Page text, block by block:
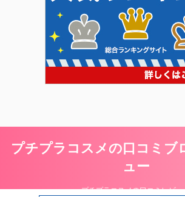
プチプラコスメの口コミ
ュー
プチプラコスメの口コミレビュ